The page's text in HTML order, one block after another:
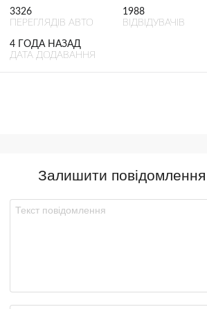
3326
ПЕРЕГЛЯДІВ АВТО
1988
ВІДВІДУВАЧІВ
4 ГОДА НАЗАД
ДАТА ДОДАВАННЯ
Залишити